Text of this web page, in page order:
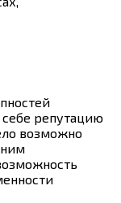
репутацию
возможно